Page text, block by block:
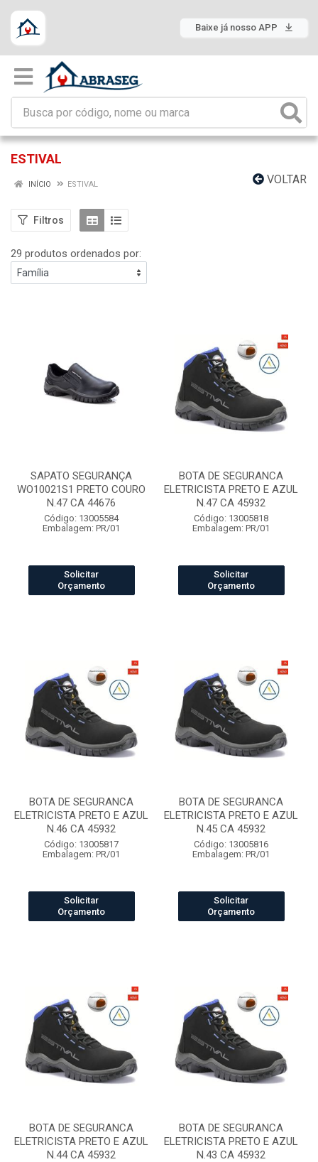
Baixe já nosso APP
ESTIVAL
VOLTAR
INÍCIO ESTIVAL
Filtros
29 produtos ordenados por:
SAPATO SEGURANÇA
WO10021S1 PRETO COURO
N.47 CA 44676
Código: 13005584
Embalagem: PR/01
Solicitar
Orçamento
BOTA DE SEGURANCA
ELETRICISTA PRETO E AZUL
N.47 CA 45932
Código: 13005818
Embalagem: PR/01
Solicitar
Orçamento
BOTA DE SEGURANCA
ELETRICISTA PRETO E AZUL
N.46 CA 45932
Código: 13005817
Embalagem: PR/01
Solicitar
Orçamento
BOTA DE SEGURANCA
ELETRICISTA PRETO E AZUL
N.45 CA 45932
Código: 13005816
Embalagem: PR/01
Solicitar
Orçamento
BOTA DE SEGURANCA
ELETRICISTA PRETO E AZUL
N.44 CA 45932
BOTA DE SEGURANCA
ELETRICISTA PRETO E AZUL
N.43 CA 45932